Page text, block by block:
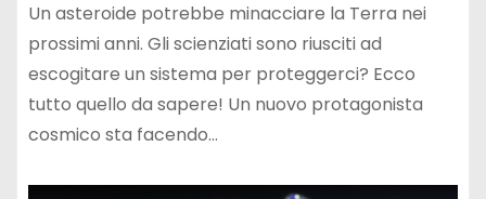
Un asteroide potrebbe minacciare la Terra nei
prossimi anni. Gli scienziati sono riusciti ad
escogitare un sistema per proteggerci? Ecco
tutto quello da sapere! Un nuovo protagonista
cosmico sta facendo…